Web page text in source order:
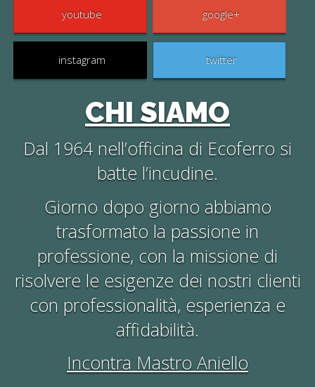
youtube google+
instagram twitter
CHI SIAMO
Dal 1964 nell’officina di Ecoferro si
batte l’incudine.
Giorno dopo giorno abbiamo
trasformato la passione in
professione, con la missione di
risolvere le esigenze dei nostri clienti
con professionalità, esperienza e
affidabilità.
Incontra Mastro Aniello